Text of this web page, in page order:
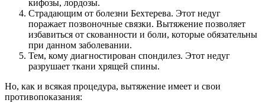
кифозы, лордозы.
Страдающим от болезни Бехтерева. Этот недуг
поражает позвоночные связки. Вытяжение позволяет
избавиться от скованности и боли, которые обязательны
при данном заболевании.
Тем, кому диагностирован спондилез. Этот недуг
разрушает ткани хрящей спины.
Но, как и всякая процедура, вытяжение имеет и свои
противопоказания: